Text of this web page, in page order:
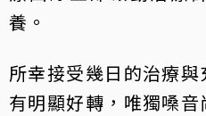
養。
所幸接受幾日的治療
有明顯好轉，唯獨嗓